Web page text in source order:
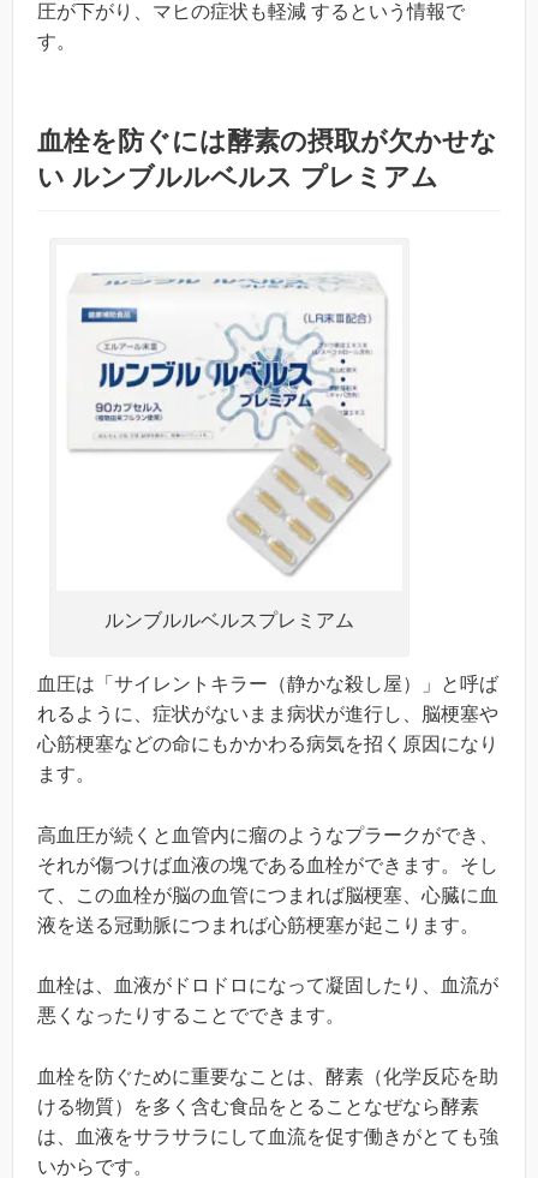
圧が下がり、マヒの症状も軽減 するという情報で
す。
血栓を防ぐには酵素の摂取が欠かせな
い ルンブルルベルス プレミアム
ルンブルルベルスプレミアム
血圧は「サイレントキラー（静かな殺し屋）」と呼ば
れるように、症状がないまま病状が進行し、脳梗塞や
心筋梗塞などの命にもかかわる病気を招く原因になり
ます。
高血圧が続くと血管内に瘤のようなプラークができ、
それが傷つけば血液の塊である血栓ができます。そし
て、この血栓が脳の血管につまれば脳梗塞、心臓に血
液を送る冠動脈につまれば心筋梗塞が起こります。
血栓は、血液がドロドロになって凝固したり、血流が
悪くなったりすることでできます。
血栓を防ぐために重要なことは、酵素（化学反応を助
ける物質）を多く含む食品をとることなぜなら酵素
は、血液をサラサラにして血流を促す働きがとても強
いからです。